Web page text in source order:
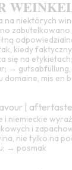
na niektórych
kiedy
się na
; → gutsabfüllung,
domaine, mis en
|
i niemieckie
i
nie tylko na
→ posmak